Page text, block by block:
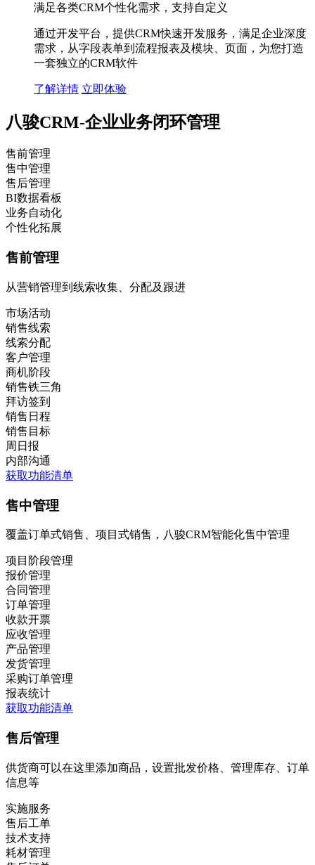
满足各类CRM个性化需求，支持自定义
通过开发平台，提供CRM快速开发服务，满足企业深度
需求，从字段表单到流程报表及模块、页面，为您打造
一套独立的CRM软件
了解详情 立即体验
八骏CRM-企业业务闭环管理
售前管理
售中管理
售后管理
BI数据看板
业务自动化
个性化拓展
售前管理
从营销管理到线索收集、分配及跟进
市场活动
销售线索
线索分配
客户管理
商机阶段
销售铁三角
拜访签到
销售日程
销售目标
周日报
内部沟通
获取功能清单
售中管理
覆盖订单式销售、项目式销售，八骏CRM智能化售中管理
项目阶段管理
报价管理
合同管理
订单管理
收款开票
应收管理
产品管理
发货管理
采购订单管理
报表统计
获取功能清单
售后管理
供货商可以在这里添加商品，设置批发价格、管理库存、订单
信息等
实施服务
售后工单
技术支持
耗材管理